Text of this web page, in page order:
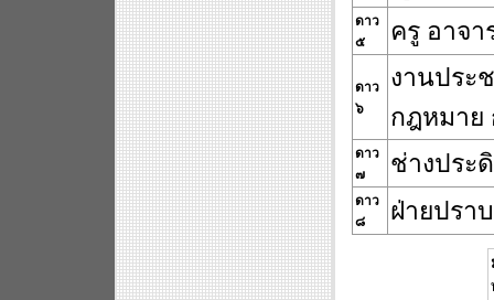
ดาว
๕
ครู อาจ
ดาว
๖
งานประ
กฎหมาย
ดาว
๗
ช่างประ
ดาว
๘
ฝ่ายปรา